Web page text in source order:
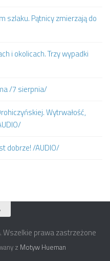
szlaku. Pątnicy zmierzają do
i okolicach. Trzy wypadki
/7 sierpnia/
Wytrwałość,
dobrze! /AUDIO/
Wszelkie prawa zastrzeżone
z Motyw Hueman